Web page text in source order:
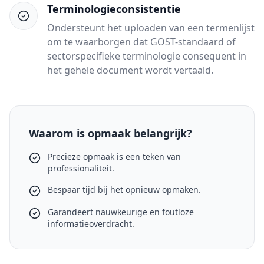
Terminologieconsistentie
Ondersteunt het uploaden van een termenlijst
om te waarborgen dat GOST-standaard of
sectorspecifieke terminologie consequent in
het gehele document wordt vertaald.
Waarom is opmaak belangrijk?
Precieze opmaak is een teken van
professionaliteit.
Bespaar tijd bij het opnieuw opmaken.
Garandeert nauwkeurige en foutloze
informatieoverdracht.